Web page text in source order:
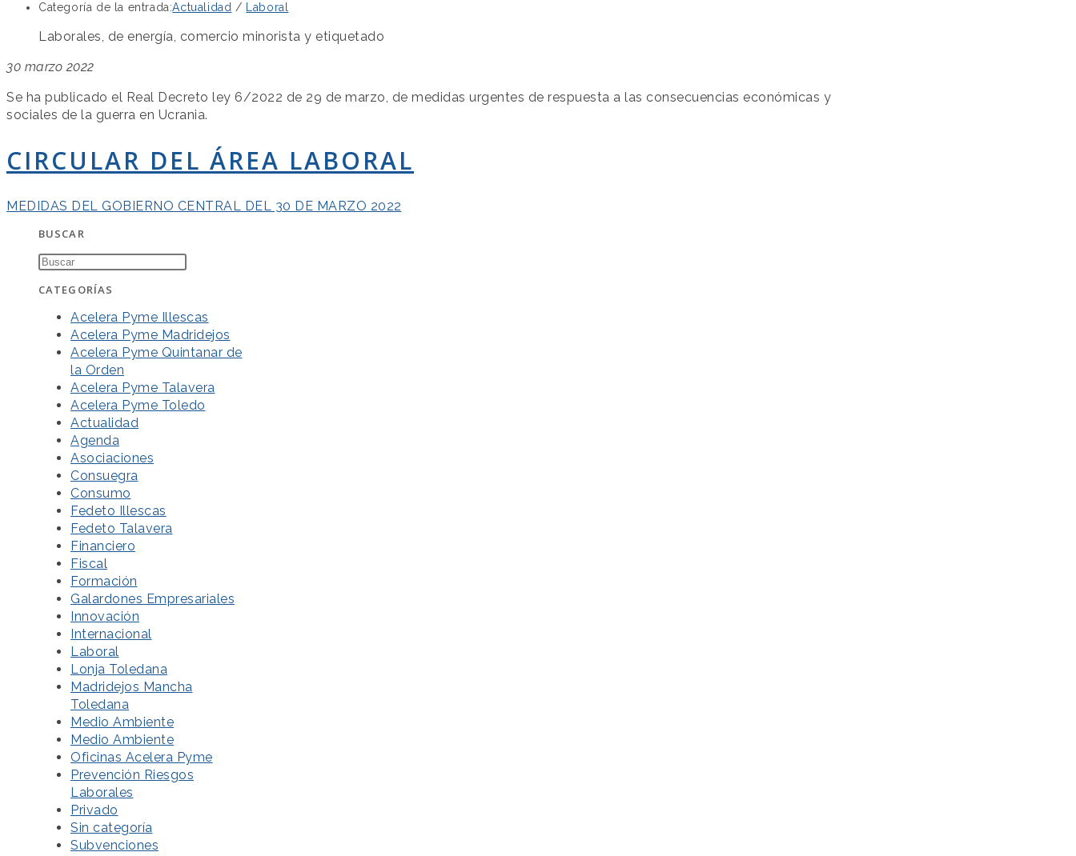
Categoría de la entrada:Actualidad / Laboral
Laborales, de energía, comercio minorista y etiquetado
30 marzo 2022
Se ha publicado el Real Decreto ley 6/2022 de 29 de marzo, de medidas urgentes de respuesta a las consecuencias económicas y
sociales de la guerra en Ucrania.
CIRCULAR DEL ÁREA LABORAL
MEDIDAS DEL GOBIERNO CENTRAL DEL 30 DE MARZO 2022
BUSCAR
CATEGORÍAS
Acelera Pyme Illescas
Acelera Pyme Madridejos
Acelera Pyme Quintanar de
la Orden
Acelera Pyme Talavera
Acelera Pyme Toledo
Actualidad
Agenda
Asociaciones
Consuegra
Consumo
Fedeto Illescas
Fedeto Talavera
Financiero
Fiscal
Formación
Galardones Empresariales
Innovación
Internacional
Laboral
Lonja Toledana
Madridejos Mancha
Toledana
Medio Ambiente
Medio Ambiente
Oficinas Acelera Pyme
Prevención Riesgos
Laborales
Privado
Sin categoría
Subvenciones